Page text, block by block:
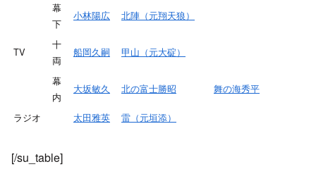
TV
幕
下
小林陽広 北陣（元翔天狼）
十
両
船岡久嗣 甲山（元大碇）
幕
内
大坂敏久 北の富士勝昭 舞の海秀平
ラジオ 太田雅英 雷（元垣添）
[/su_table]